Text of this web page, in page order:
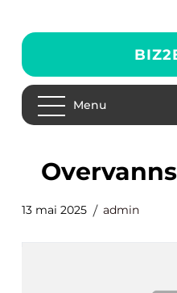
Menu
13 mai 2025 admin